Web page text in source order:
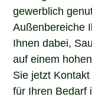
gewerblich
Außenbereiche
Ihnen dabei,
auf einem
Sie jetzt
für Ihren Bedarf